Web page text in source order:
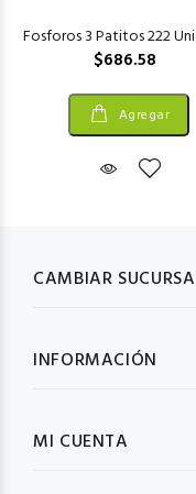
Fosforos 3 Patitos 222
$686.58
Agregar
CAMBIAR
INFORMACIÓN
MI CUENTA